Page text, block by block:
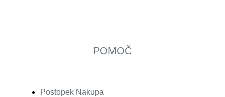
POMOČ
Postopek Nakupa